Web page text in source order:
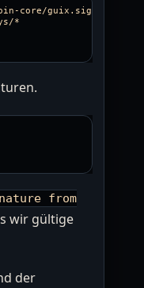
core/guix.sigs
from
wir gültige
der